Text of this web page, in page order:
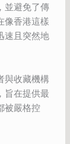
並避免了傳
像香港這樣
速且突然地
與收藏機構
旨在提供最
被嚴格控